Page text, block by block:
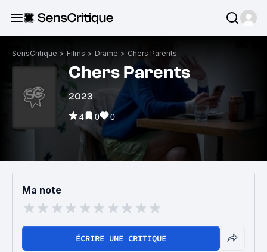
SensCritique > Films > Drame > Chers Parents
Chers Parents
2023
4 0 0
Ma note
ÉCRIRE UNE CRITIQUE